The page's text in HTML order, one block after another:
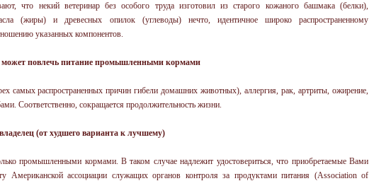
что некий ветеринар без особого труда изготовил из старого кожаного башмака (белки),
(жиры) и древесных опилок (углеводы) нечто, идентичное широко распространенному
указанных компонентов.
может повлечь питание промышленными кормами
самых распространенных причин гибели домашних животных), аллергия, рак, артриты, ожирение,
Соответственно, сокращается продолжительность жизни.
(от худшего варианта к лучшему)
промышленными кормами. В таком случае надлежит удостовериться, что приобретаемые Вами
Американской ассоциации служащих органов контроля за продуктами питания (Association of